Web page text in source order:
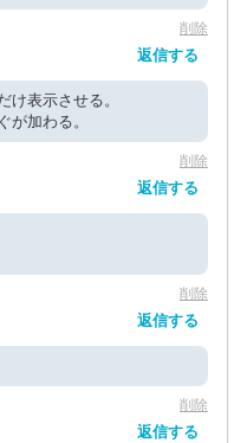
削除
返信する
け表示させる。
が加わる。
削除
返信する
削除
返信する
削除
返信する